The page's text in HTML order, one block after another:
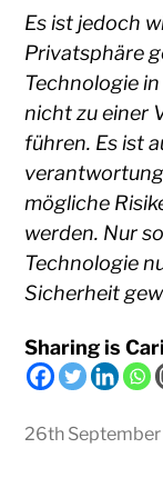
Es ist jedoch
Privatsphäre
Technologie
nicht zu einer
führen. Es ist
mögliche
werden. Nur
Technologie
Sicherheit
Sharing is
26th